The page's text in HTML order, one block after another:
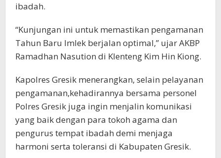
ibadah.
“Kunjungan ini untuk memastikan pengamanan
Tahun Baru Imlek berjalan optimal,” ujar AKBP
Ramadhan Nasution di Klenteng Kim Hin Kiong.
Kapolres Gresik menerangkan, selain pelayanan
pengamanan,kehadirannya bersama personel
Polres Gresik juga ingin menjalin komunikasi
yang baik dengan para tokoh agama dan
pengurus tempat ibadah demi menjaga
harmoni serta toleransi di Kabupaten Gresik.